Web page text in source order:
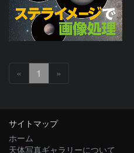
« 1 »
サイトマップ
ホーム
天体写真ギャラリーについて